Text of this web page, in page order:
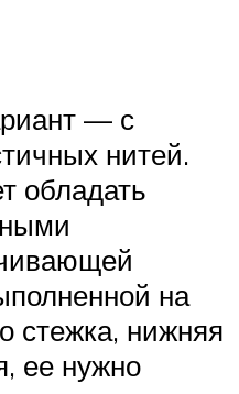
— с
нитей.
обладать
на
стежка, нижняя
ее нужно